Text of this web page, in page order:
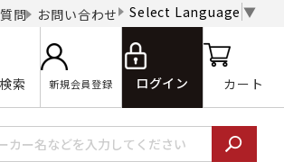
問 お問い合わせ Select Language ▼
索 新規会員登録 ログイン カート